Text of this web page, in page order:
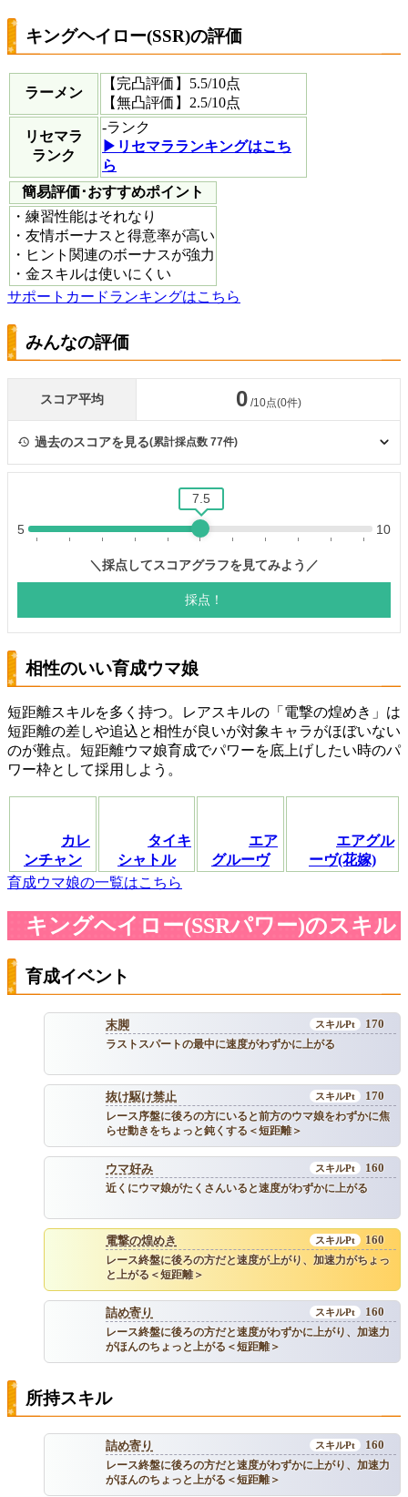
キングヘイロー(SSR)の評価
ラーメン
【完凸評価】 5.5/10点
【無凸評価】 2.5/10点
リセマラ
ランク
-ランク
▶︎リセマラランキングはこち
ら
簡易評価･おすすめポイント
・練習性能はそれなり
・友情ボーナスと得意率が高い
・ヒント関連のボーナスが強力
・金スキルは使いにくい
サポートカードランキングはこちら
みんなの評価
相性のいい育成ウマ娘
短距離スキルを多く持つ。レアスキルの「電撃の煌めき」は
短距離の差しや追込と相性が良いが対象キャラがほぼいない
のが難点。短距離ウマ娘育成でパワーを底上げしたい時のパ
ワー枠として採用しよう。
カレ
ンチャン
タイキ
シャトル
エア
グルーヴ
エアグル
ーヴ(花嫁)
育成ウマ娘の一覧はこちら
キングヘイロー(SSRパワー)のスキル
育成イベント
末脚 170
ラストスパートの最中に速度がわずかに上がる
抜け駆け禁止 170
レース序盤に後ろの方にいると前方のウマ娘をわずかに焦
らせ動きをちょっと鈍くする＜短距離＞
ウマ好み 160
近くにウマ娘がたくさんいると速度がわずかに上がる
電撃の煌めき 160
レース終盤に後ろの方だと速度が上がり、加速力がちょっ
と上がる＜短距離＞
詰め寄り 160
レース終盤に後ろの方だと速度がわずかに上がり、加速力
がほんのちょっと上がる＜短距離＞
所持スキル
詰め寄り 160
レース終盤に後ろの方だと速度がわずかに上がり、加速力
がほんのちょっと上がる＜短距離＞